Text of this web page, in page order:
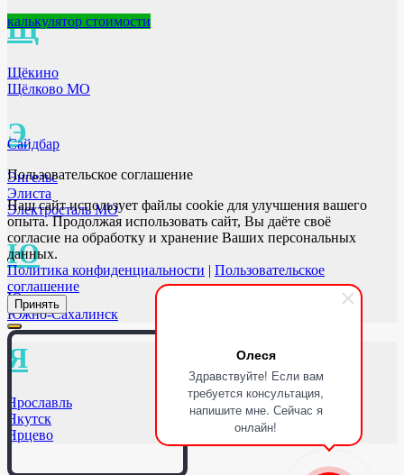
Олеся
Здравствуйте! Если вам
требуется консультация,
напишите мне. Сейчас я
онлайн!
Щ
Щёкино
Щёлково МО
Э
Энгельс
Элиста
Электросталь МО
Ю
Юрга
Южно-Сахалинск
Я
Ярославль
Якутск
Ярцево
калькулятор стоимости
Сайдбар
Пользовательское соглашение
Наш сайт использует файлы cookie для улучшения вашего
опыта. Продолжая использовать сайт, Вы даёте своё
согласие на обработку и хранение Ваших персональных
данных.
Политика конфиденциальности | Пользовательское
соглашение
Принять